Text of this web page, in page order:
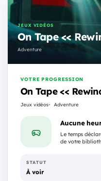
JEUX VIDÉOS
On Tape <<
Adventure
VOTRE PROGRESSION
On Tape <<
Jeux vidéos Adventure
Aucune
Le temps
de votre
STATUT
À voir